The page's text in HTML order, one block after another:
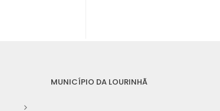
MUNICÍPIO DA LOURINHÃ